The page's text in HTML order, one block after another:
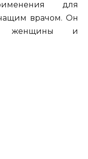
для
врачом. Он
женщины и